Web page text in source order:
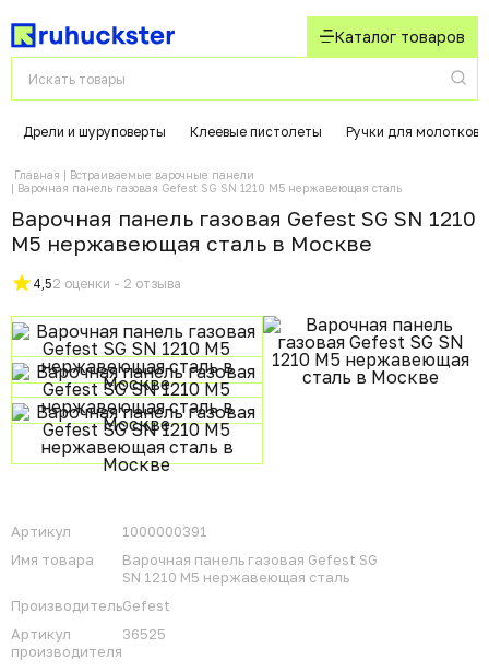
Каталог товаров
Дрели и шуруповерты Клеевые пистолеты Ручки для молотков
Главная
Встраиваемые варочные панели
Варочная панель газовая Gefest SG SN 1210 M5 нержавеющая сталь
Варочная панель газовая Gefest SG SN 1210
M5 нержавеющая сталь в Москвe
4,52 оценки - 2 отзыва
Артикул
1000000391
Имя товара
Варочная панель газовая Gefest SG
SN 1210 M5 нержавеющая сталь
ПроизводительGefest
Артикул
производителя
36525